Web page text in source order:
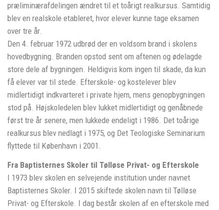
præliminærafdelingen ændret til et toårigt realkursus. Samtidig
blev en realskole etableret, hvor elever kunne tage eksamen
over tre år.
Den 4. februar 1972 udbrød der en voldsom brand i skolens
hovedbygning. Branden opstod sent om aftenen og ødelagde
store dele af bygningen. Heldigvis kom ingen til skade, da kun
få elever var til stede. Efterskole- og kostelever blev
midlertidigt indkvarteret i private hjem, mens genopbygningen
stod på. Højskoledelen blev lukket midlertidigt og genåbnede
først tre år senere, men lukkede endeligt i 1986. Det toårige
realkursus blev nedlagt i 1975, og Det Teologiske Seminarium
flyttede til København i 2001.
Fra Baptisternes Skoler til Tølløse Privat- og Efterskole
I 1973 blev skolen en selvejende institution under navnet
Baptisternes Skoler. I 2015 skiftede skolen navn til Tølløse
Privat- og Efterskole. I dag består skolen af en efterskole med